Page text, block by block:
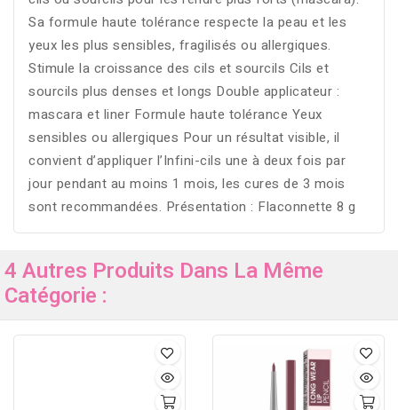
Sa formule haute tolérance respecte la peau et les
yeux les plus sensibles, fragilisés ou allergiques.
Stimule la croissance des cils et sourcils Cils et
sourcils plus denses et longs Double applicateur :
mascara et liner Formule haute tolérance Yeux
sensibles ou allergiques Pour un résultat visible, il
convient d’appliquer l’Infini-cils une à deux fois par
jour pendant au moins 1 mois, les cures de 3 mois
sont recommandées. Présentation : Flaconnette 8 g
4 Autres Produits Dans La Même
Catégorie :